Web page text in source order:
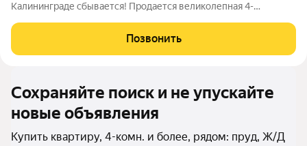
Калининграде сбывается! Продается великолепная 4-
м, жилая 61,8 м
Позвонить
Сохраняйте поиск и не упускайте
новые объявления
Купить квартиру, 4-комн. и более, рядом: пруд, Ж/Д